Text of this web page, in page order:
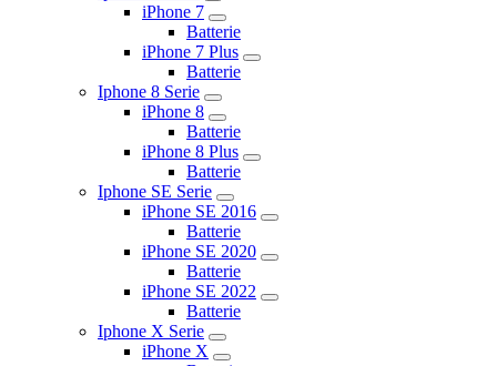
iPhone 7
Batterie
iPhone 7 Plus
Batterie
Iphone 8 Serie
iPhone 8
Batterie
iPhone 8 Plus
Batterie
Iphone SE Serie
iPhone SE 2016
Batterie
iPhone SE 2020
Batterie
iPhone SE 2022
Batterie
Iphone X Serie
iPhone X